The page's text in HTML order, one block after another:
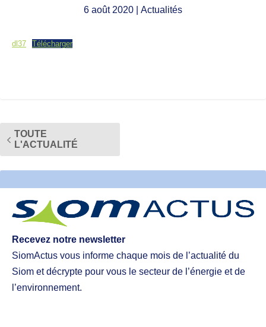
6 août 2020 | Actualités
dl37 Télécharger
TOUTE
L'ACTUALITÉ
Recevez notre newsletter
SiomActus vous informe chaque mois de l’actualité du
Siom et décrypte pour vous le secteur de l’énergie et de
l’environnement.